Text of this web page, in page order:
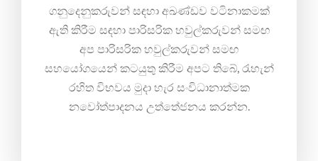
ගනුදෙනුකරුවන් සඳහා අඛණ්ඩව වටිනාකමක්
ඇති කිරීම සඳහා පාරිසරික හවුල්කරුවන් සමඟ
අප පාරිසරික හවුල්කරුවන් සමඟ
සහයෝගයෙන් කටයුතු කිරීම අපට තිබේ, රැහැන්
රහිත විභවය මුදා හැර සංවිධානාත්මක
නවෝත්පාදනය උත්තේජනය කරන්න.